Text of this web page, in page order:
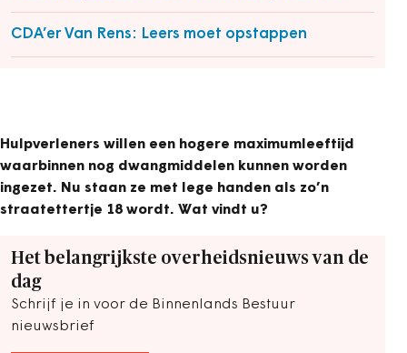
CDA’er Van Rens: Leers moet opstappen
Hulpverleners willen een hogere maximumleeftijd
waarbinnen nog dwangmiddelen kunnen worden
ingezet. Nu staan ze met lege handen als zo’n
straatettertje 18 wordt. Wat vindt u?
Het belangrijkste overheidsnieuws van de
dag
Schrijf je in voor de Binnenlands Bestuur
nieuwsbrief